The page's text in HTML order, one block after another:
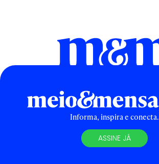
Informa, inspira e conecta.
ASSINE JÁ